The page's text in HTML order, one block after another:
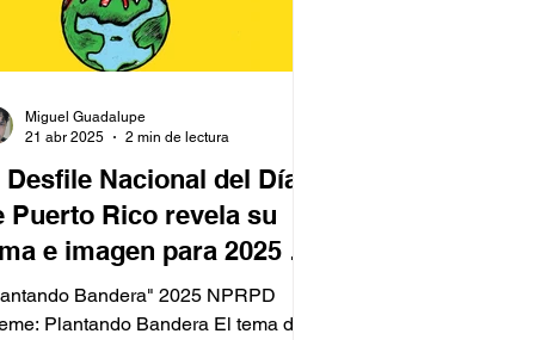
Desfile Nacional del Día
Puerto Rico revela su
e imagen para 2025 y
nueva mercancía en
Bandera" 2025 NPRPD
Plantando Bandera El tema del
Miguel Guadalupe
21 abr 2025
2 min de lectura